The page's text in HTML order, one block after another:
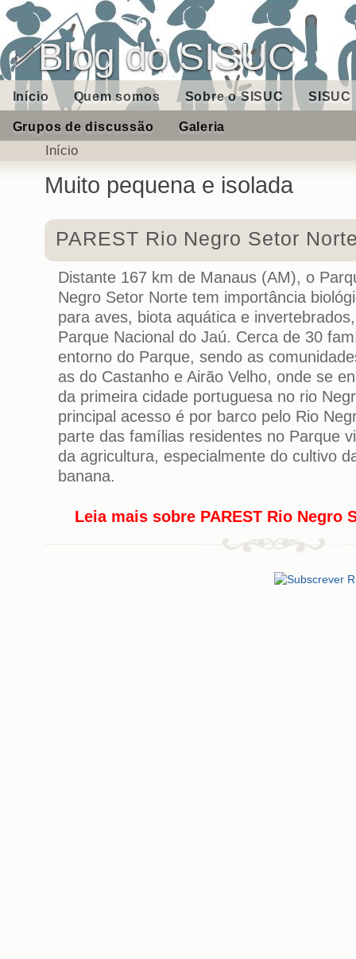
Blog do SISUC
Início Quem somos Sobre o SISUC SISUC
Grupos de discussão Galeria
Início
Muito pequena e isolada
PAREST Rio Negro Setor
Distante 167 km de Manaus (AM), o
Negro Setor Norte tem importância
para aves, biota aquática e
Parque Nacional do Jaú. Cerca de 30
entorno do Parque, sendo as
as do Castanho e Airão Velho, onde se
da primeira cidade portuguesa no rio
principal acesso é por barco pelo Rio
parte das famílias residentes no Parque
da agricultura, especialmente do cultivo
banana.
Leia mais sobre PAREST Rio Negro